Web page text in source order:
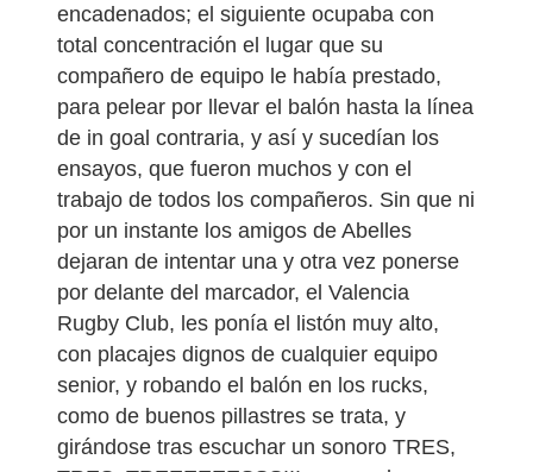
encadenados; el siguiente ocupaba con
total concentración el lugar que su
compañero de equipo le había prestado,
para pelear por llevar el balón hasta la línea
de in goal contraria, y así y sucedían los
ensayos, que fueron muchos y con el
trabajo de todos los compañeros. Sin que ni
por un instante los amigos de Abelles
dejaran de intentar una y otra vez ponerse
por delante del marcador, el Valencia
Rugby Club, les ponía el listón muy alto,
con placajes dignos de cualquier equipo
senior, y robando el balón en los rucks,
como de buenos pillastres se trata, y
girándose tras escuchar un sonoro TRES,